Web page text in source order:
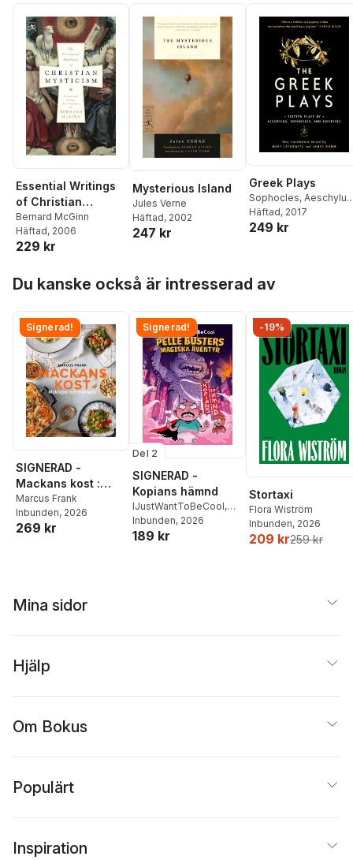
Essential Writings
of Christian
Mysticism
Bernard McGinn
Häftad, 2006
229 kr
Mysterious Island
Jules Verne
Häftad, 2002
247 kr
Greek Plays
Sophocles, Aeschylus
Euripides,Mary
Lefkowitz
Häftad, 2017
249 kr
Du kanske också är intresserad av
Signerad!
SIGNERAD -
Mackans kost :
Middagar och
matlådor
Marcus Frank
Inbunden, 2026
269 kr
Signerad!
Del 2
SIGNERAD -
Kopians hämnd
IJustWantToBeCool,
Joel Adolphson
Ejdemo Beer
Inbunden, 2026
189 kr
-19%
Stortaxi
Flora Wiström
Inbunden, 2026
209 kr259 kr
Mina sidor
Hjälp
Om Bokus
Populärt
Inspiration